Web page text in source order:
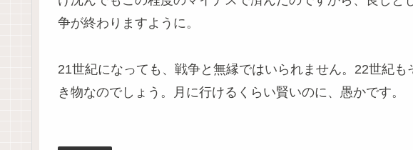
争が終わりますように。
21世紀になっても、戦争と無縁ではいられません。22世紀
き物なのでしょう。月に行けるくらい賢いのに、愚かです。